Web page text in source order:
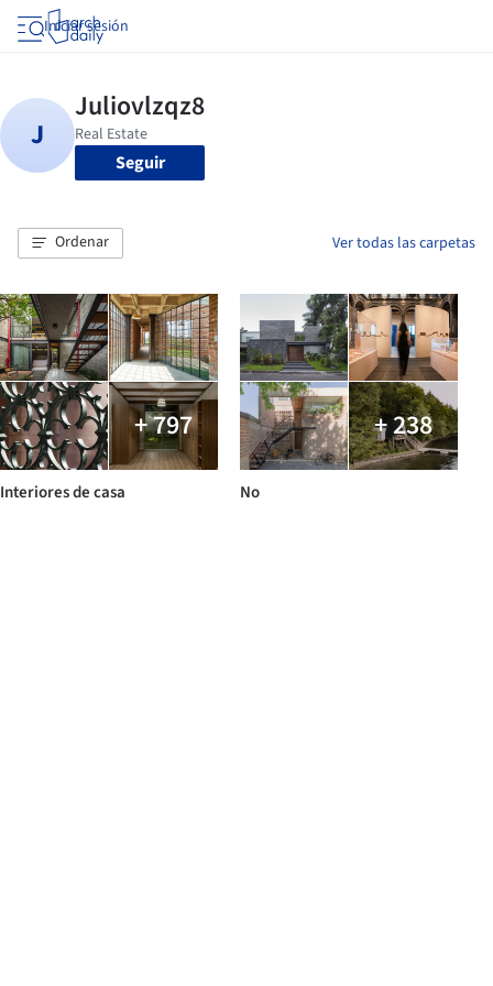
Iniciar sesión
Seguir
Ordenar Ver todas las carpetas
+ 797
Interiores de casa
+ 238
No